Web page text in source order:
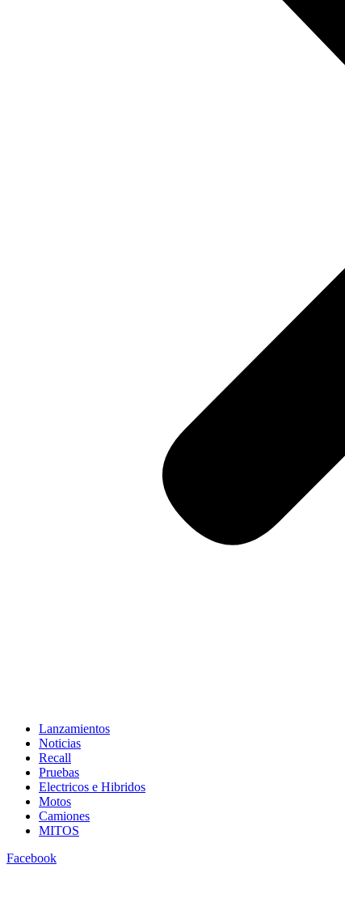
Lanzamientos
Noticias
Recall
Pruebas
Electricos e Hibridos
Motos
Camiones
MITOS
Facebook